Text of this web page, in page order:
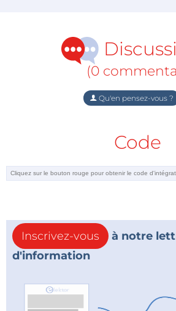
(0
Qu'en pensez-vous ?
Code
Inscrivez-vous
à notre
d'information